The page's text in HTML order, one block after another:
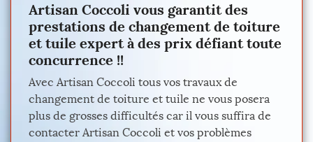
Artisan Coccoli vous garantit des
prestations de changement de toiture
et tuile expert à des prix défiant toute
concurrence !!
Avec Artisan Coccoli tous vos travaux de
changement de toiture et tuile ne vous posera
plus de grosses difficultés car il vous suffira de
contacter Artisan Coccoli et vos problèmes